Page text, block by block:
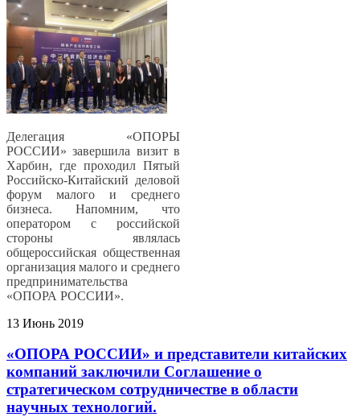
Делегация «ОПОРЫ
РОССИИ» завершила визит в
Харбин, где проходил Пятый
Российско-Китайский деловой
форум малого и среднего
бизнеса. Напомним, что
оператором с российской
стороны являлась
общероссийская общественная
организация малого и среднего
предпринимательства
«ОПОРА РОССИИ».
13 Июнь 2019
«ОПОРА РОССИИ» и представители китайских
компаний заключили Соглашение о
стратегическом сотрудничестве в области
научных технологий.